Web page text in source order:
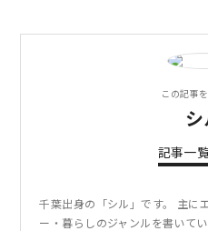
この記事
記事一
千葉出身の「シル」です。 主に
ー・暮らしのジャンルを書いて